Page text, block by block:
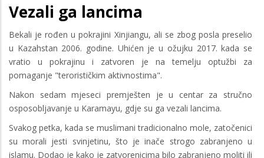
Vezali ga lancima
Bekali je rođen u pokrajini Xinjiangu, ali se zbog posla preselio
u Kazahstan 2006. godine. Uhićen je u ožujku 2017. kada se
vratio u pokrajinu i zatvoren je na temelju optužbi za
pomaganje "terorističkim aktivnostima".
Nakon sedam mjeseci premješten je u centar za stručno
osposobljavanje u Karamayu, gdje su ga vezali lancima.
Svakog petka, kada se muslimani tradicionalno mole, zatočenici
su morali jesti svinjetinu, što je inače strogo zabranjeno u
islamu. Dodao je kako je zatvorenicima bilo zabranjeno moliti ili